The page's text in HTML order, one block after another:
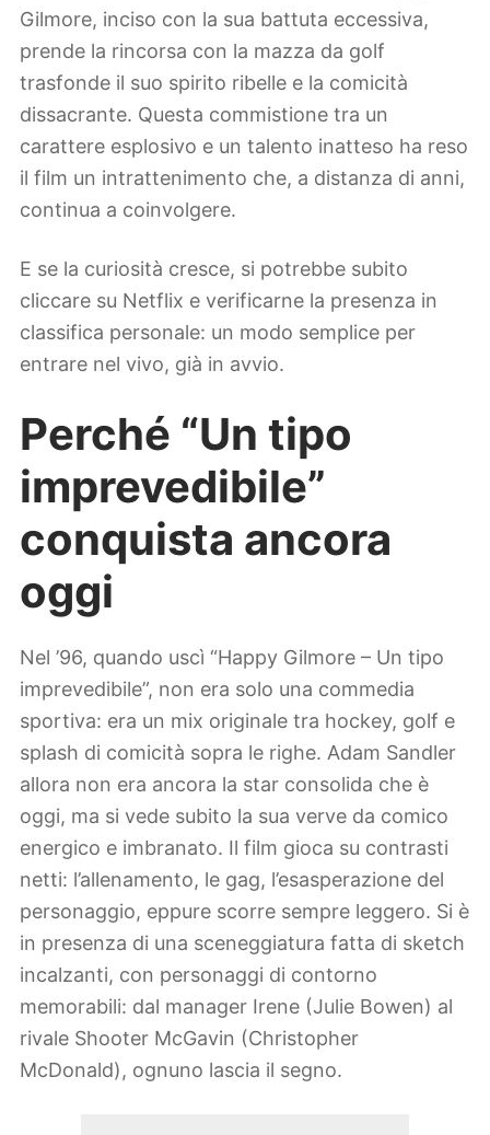
Gilmore, inciso con la sua battuta eccessiva,
prende la rincorsa con la mazza da golf
trasfonde il suo spirito ribelle e la comicità
dissacrante. Questa commistione tra un
carattere esplosivo e un talento inatteso ha reso
il film un intrattenimento che, a distanza di anni,
continua a coinvolgere.
E se la curiosità cresce, si potrebbe subito
cliccare su Netflix e verificarne la presenza in
classifica personale: un modo semplice per
entrare nel vivo, già in avvio.
Perché “Un tipo
imprevedibile”
conquista ancora
oggi
Nel ’96, quando uscì “Happy Gilmore – Un tipo
imprevedibile”, non era solo una commedia
sportiva: era un mix originale tra hockey, golf e
splash di comicità sopra le righe. Adam Sandler
allora non era ancora la star consolida che è
oggi, ma si vede subito la sua verve da comico
energico e imbranato. Il film gioca su contrasti
netti: l’allenamento, le gag, l’esasperazione del
personaggio, eppure scorre sempre leggero. Si è
in presenza di una sceneggiatura fatta di sketch
incalzanti, con personaggi di contorno
memorabili: dal manager Irene (Julie Bowen) al
rivale Shooter McGavin (Christopher
McDonald), ognuno lascia il segno.